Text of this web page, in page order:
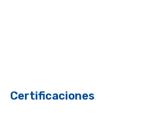
Certificaciones